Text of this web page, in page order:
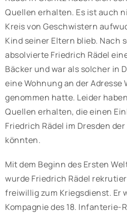
Quellen erhalten. Es ist auch
Kreis von Geschwistern
Kind seiner Eltern blieb. Nach
absolvierte Friedrich Rädel
Bäcker und war als solcher in
eine Wohnung an der Adresse
genommen hatte. Leider
Quellen erhalten, die einen
Friedrich Rädel im Dresden
könnten.
Mit dem Beginn des Ersten
wurde Friedrich Rädel
freiwillig zum Kriegsdienst. Er
Kompagnie des 18. Infanterie-